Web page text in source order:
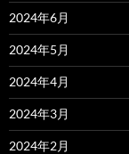
2024年6月
2024年5月
2024年4月
2024年3月
2024年2月